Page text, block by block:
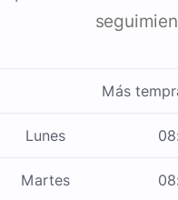
Más
Lunes
Martes